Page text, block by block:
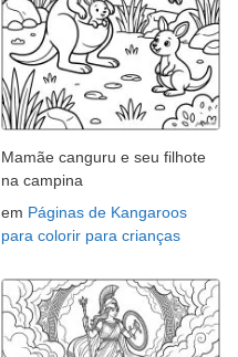
Mamãe canguru e seu filhote
na campina
em Páginas de Kangaroos
para colorir para crianças